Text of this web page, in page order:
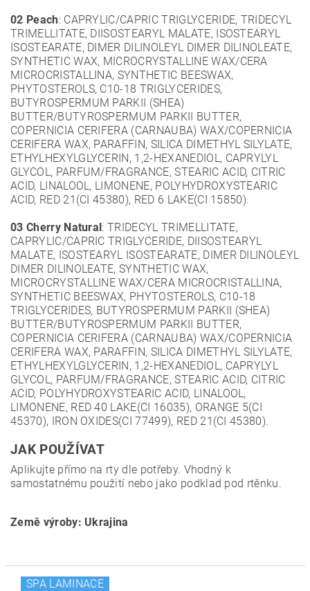
02 Peach: CAPRYLIC/CAPRIC TRIGLYCERIDE, TRIDECYL
TRIMELLITATE, DIISOSTEARYL MALATE, ISOSTEARYL
ISOSTEARATE, DIMER DILINOLEYL DIMER DILINOLEATE,
SYNTHETIC WAX, MICROCRYSTALLINE WAX/CERA
MICROCRISTALLINA, SYNTHETIC BEESWAX,
PHYTOSTEROLS, C10-18 TRIGLYCERIDES,
BUTYROSPERMUM PARKII (SHEA)
BUTTER/BUTYROSPERMUM PARKII BUTTER,
COPERNICIA CERIFERA (CARNAUBA) WAX/COPERNICIA
CERIFERA WAX, PARAFFIN, SILICA DIMETHYL SILYLATE,
ETHYLHEXYLGLYCERIN, 1,2-HEXANEDIOL, CAPRYLYL
GLYCOL, PARFUM/FRAGRANCE, STEARIC ACID, CITRIC
ACID, LINALOOL, LIMONENE, POLYHYDROXYSTEARIC
ACID, RED 21(CI 45380), RED 6 LAKE(CI 15850).
03 Cherry Natural :TRIDECYL TRIMELLITATE,
CAPRYLIC/CAPRIC TRIGLYCERIDE, DIISOSTEARYL
MALATE, ISOSTEARYL ISOSTEARATE, DIMER DILINOLEYL
DIMER DILINOLEATE, SYNTHETIC WAX,
MICROCRYSTALLINE WAX/CERA MICROCRISTALLINA,
SYNTHETIC BEESWAX, PHYTOSTEROLS, C10-18
TRIGLYCERIDES, BUTYROSPERMUM PARKII (SHEA)
BUTTER/BUTYROSPERMUM PARKII BUTTER,
COPERNICIA CERIFERA (CARNAUBA) WAX/COPERNICIA
CERIFERA WAX, PARAFFIN, SILICA DIMETHYL SILYLATE,
ETHYLHEXYLGLYCERIN, 1,2-HEXANEDIOL, CAPRYLYL
GLYCOL, PARFUM/FRAGRANCE, STEARIC ACID, CITRIC
ACID, POLYHYDROXYSTEARIC ACID, LINALOOL,
LIMONENE, RED 40 LAKE(CI 16035), ORANGE 5(CI
45370), IRON OXIDES(CI 77499), RED 21(CI 45380).
JAK POUŽÍVAT
Aplikujte přímo na rty dle potřeby. Vhodný k
samostatnému použití nebo jako podklad pod rtěnku.
Země výroby: Ukrajina
SPA LAMINACE